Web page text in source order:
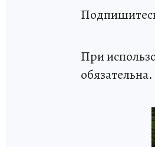
При
обязательна.